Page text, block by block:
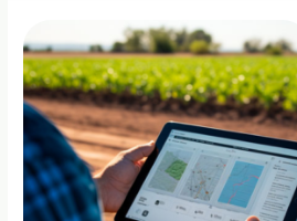
žinutė
visai
Lietuvai:
kokybė,
kurią
kuriame
drauge